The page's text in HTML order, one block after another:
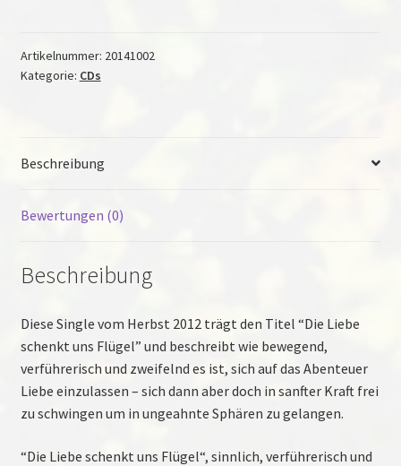
Flügel
(Single
Artikelnummer: 20141002
Kategorie: CDs
Beschreibung
Bewertungen (0)
Beschreibung
Diese Single vom Herbst 2012 trägt den Titel “Die Liebe
schenkt uns Flügel” und beschreibt wie bewegend,
verführerisch und zweifelnd es ist, sich auf das Abenteuer
Liebe einzulassen – sich dann aber doch in sanfter Kraft frei
zu schwingen um in ungeahnte Sphären zu gelangen.
“Die Liebe schenkt uns Flügel“, sinnlich, verführerisch und